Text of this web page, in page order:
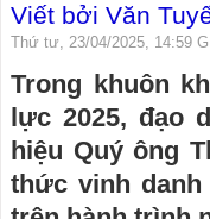
Viết bởi Văn
Thứ tư, 23/04/2025, 14:59
Trong khuôn
lực 2025, đạo
hiệu Quý ông
thức vinh